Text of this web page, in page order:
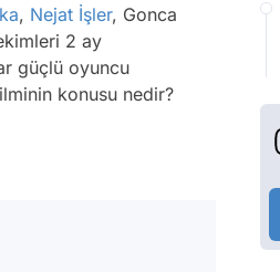
, Nejat İşler, Gonca
2 ay
güçlü oyuncu
konusu nedir?